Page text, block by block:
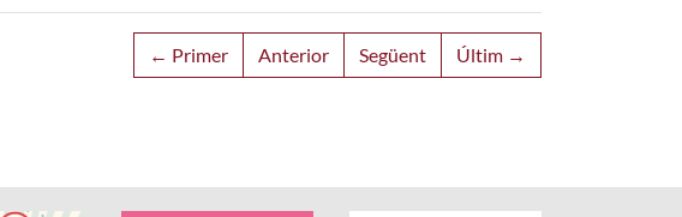
← Primer Anterior Següent Últim →